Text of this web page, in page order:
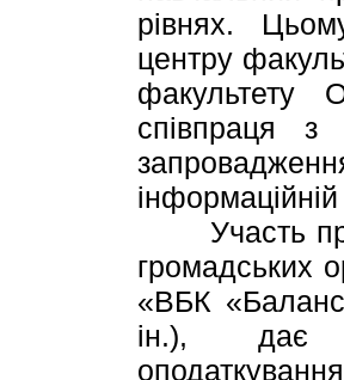
рівнях.
центру
факультету
співпраця з
інформаційній
Участь
громадських
«ВБК
ін.), дає